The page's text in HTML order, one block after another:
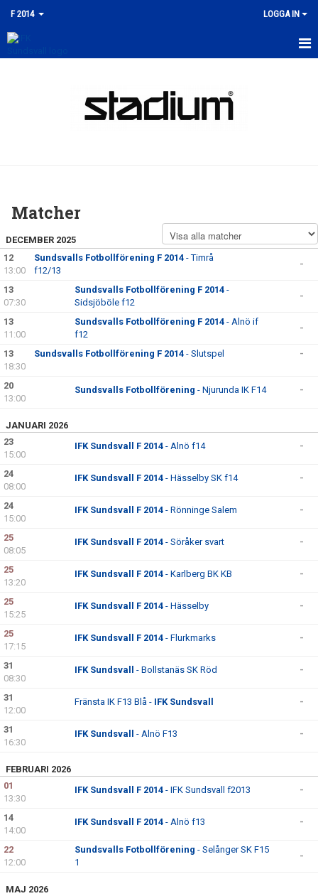
F 2014 LOGGA IN
DOKUMENT
KONTAKT
GÄSTBOK
Matcher
DECEMBER 2025
12
13:00
Sundsvalls Fotbollförening F 2014 - Timrå
f12/13
-
13
07:30
Sundsvalls Fotbollförening F 2014 -
Sidsjöböle f12
-
13
11:00
Sundsvalls Fotbollförening F 2014 - Alnö if
f12
-
13
18:30
Sundsvalls Fotbollförening F 2014 - Slutspel -
20
13:00
Sundsvalls Fotbollförening - Njurunda IK F14 -
JANUARI 2026
23
15:00
IFK Sundsvall F 2014 - Alnö f14 -
24
08:00
IFK Sundsvall F 2014 - Hässelby SK f14 -
24
15:00
IFK Sundsvall F 2014 - Rönninge Salem -
25
08:05
IFK Sundsvall F 2014 - Söråker svart -
25
13:20
IFK Sundsvall F 2014 - Karlberg BK KB -
25
15:25
IFK Sundsvall F 2014 - Hässelby -
25
17:15
IFK Sundsvall F 2014 - Flurkmarks -
31
08:30
IFK Sundsvall - Bollstanäs SK Röd -
31
12:00
Fränsta IK F13 Blå - IFK Sundsvall -
31
16:30
IFK Sundsvall - Alnö F13 -
FEBRUARI 2026
01
13:30
IFK Sundsvall F 2014 - IFK Sundsvall f2013 -
14
14:00
IFK Sundsvall F 2014 - Alnö f13 -
22
12:00
Sundsvalls Fotbollförening - Selånger SK F15
1
-
MAJ 2026